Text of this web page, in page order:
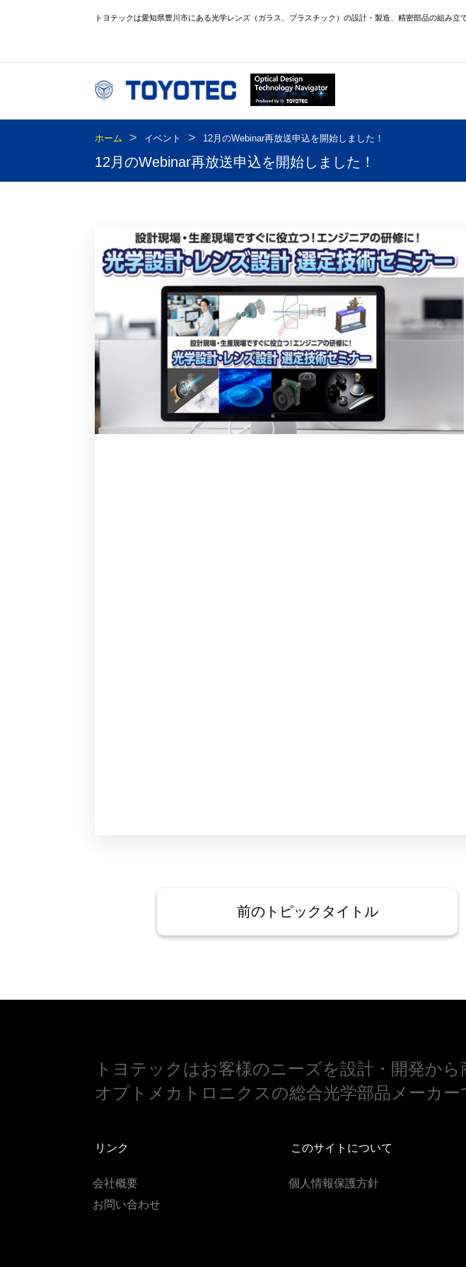
トヨテックは愛知県豊川市にある光学レンズ（ガラス、プラスチック）の設計・製造、精密部品の組み立
ホーム > イベント > 12月のWebinar再放送申込を開始しました！
12月のWebinar再放送申込を開始しました！
前のトピックタイトル
トヨテックはお客様のニーズを設計・開発から
オプトメカトロニクスの総合光学部品メーカー
リンク
会社概要
お問い合わせ
このサイトについて
個人情報保護方針